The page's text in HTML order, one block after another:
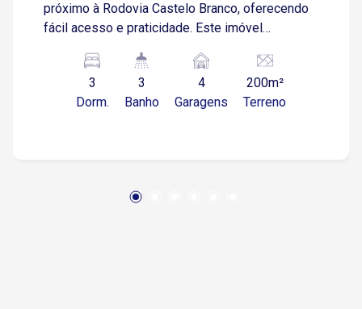
próximo à Rodovia Castelo Branco, oferecendo
fácil acesso e praticidade. Este imóvel
excelente distribuição dos cômodos. A casa
conta com uma sala de jantar e estar integradas,
ambas com pé direito duplo de 5 metros,
receber amigos e família. A casa possui 2
3
Dorm.
3
Banho
4
Garagens
200m²
Terreno